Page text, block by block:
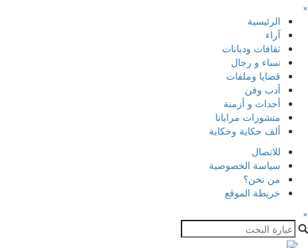
×
الرئيسية
آراء
ثقافات وديانات
نساء و رجال
قضايا وملفات
أدب وفن
أحداث و أزمنة
منشورات مرايانا
ألف حكاية وحكاية
للاتصال
سياسة الخصوصية
من نحن؟
خريطة الموقع
×